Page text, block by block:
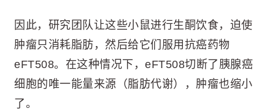
因此，研究团队让这些小鼠进行生酮饮食，迫使
肿瘤只消耗脂肪，然后给它们服用抗癌药物
eFT508。在这种情况下，eFT508切断了胰腺癌
细胞的唯一能量来源（脂肪代谢），肿瘤也缩小
了。